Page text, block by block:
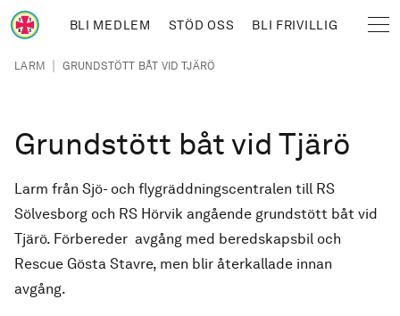
Hoppa till huvudinnehåll
BLI MEDLEM STÖD OSS BLI FRIVILLIG
Länkstig
LARM | GRUNDSTÖTT BÅT VID TJÄRÖ
Grundstött båt vid Tjärö
Larm från Sjö- och flygräddningscentralen till RS
Sölvesborg och RS Hörvik angående grundstött båt vid
Tjärö. Förbereder avgång med beredskapsbil och
Rescue Gösta Stavre, men blir återkallade innan
avgång.